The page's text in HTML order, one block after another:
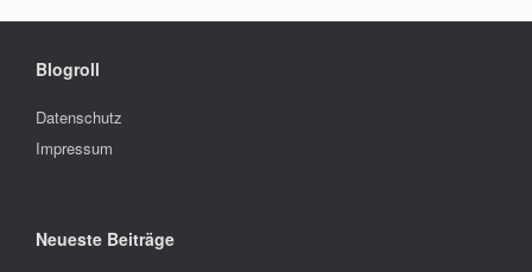
Blogroll
Datenschutz
Impressum
Neueste Beiträge